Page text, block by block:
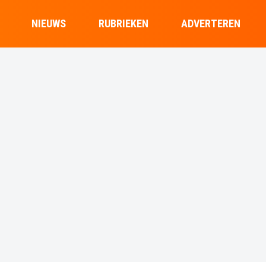
NIEUWS RUBRIEKEN ADVERTEREN